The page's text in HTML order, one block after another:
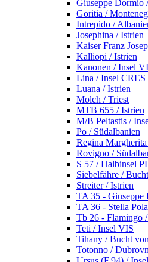
Giuseppe Dormio
Goritia /
Intrepido /
Josephina / Istrien
Kaiser Franz
Kalliopi / Istrien
Kanonen / Insel
Lina / Insel CRES
Luana / Istrien
Molch / Triest
MTB 655 / Istrien
M/B Peltastis /
Po / Südalbanien
Regina
Rovigno /
S 57 / Halbinsel
Siebelfähre /
Streiter / Istrien
TA 35 - Giuseppe
TA 36 - Stella
Tb 26 - Flamingo
Teti / Insel VIS
Tihany / Bucht
Totonno /